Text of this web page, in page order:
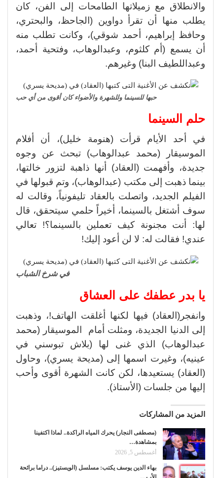
والانطلاق مع زميلاتها الطامحات إلى الفن، كان
يطلب منها أن تقرأ دواوين (الجاحظ، والبحتري،
وحافظ إبراهيم، أحمد شوقي)، وكانت تطلب منه
أن يسمع (أم كلثوم، وعبدالوهاب، وفتحية أحمد،
وعبداللطيف البنا) وغيرهم.
حبها للسينما وللشهرة والأضواء كان أقوى من أي حب
حلم السينما
في أحد الأيام قرأت (هنومة خليل)، أن أفلام
الموسيقار (محمد عبدالوهاب) تبحث عن وجوه
جديدة، وأفهمت (العقاد) أنها ذاهبة لتزور خالتها،
بينما ذهبت إلى مكتب (عبدالوهاب)، وتم قبولها في
الفيلم الجديد، واتصلت بالعقاد تليفونياً، وقالت له
سوف أشتغل بالسينما، أخيراً حلمي سيتحقق، قال
لها: أنت مجنونة كيف تعملين بالسينما؟! تعالي
عندي! فقالت له: لا لن أعود إليك!
في شرخ الشباب
يا بدر عطفك على العشاق
وانفجر(العقاد) فيها لكنها أغلقت الهاتف!، وذهبت
إلى الدنيا الجديدة، ومثلت أمام الموسيقار (محمد
عبدالوهاب) الذي غنى لها (بلاش تبوسني في
عينيه)، وغيرت اسمها إلى (مديحة يسري)، وحاول
(العقاد) يستعيدها، لكن كانت الشهرة أقوى وأحب
إليها من جلسات (الأستاذ).
المزيد من المشاركات
(مصطفى النجار) يحرك المياه الراكدة.. لماذا اكتفينا
بمشاهدة…
أغسطس 5, 2026
بهاء الدين يوسف يكتب: مسلسل (الويستيز).. دراما برائحة